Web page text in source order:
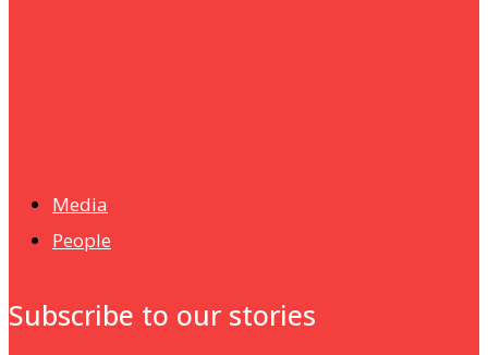
Media
People
Subscribe to our stories